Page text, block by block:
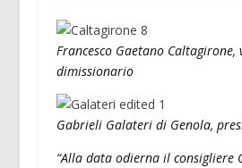
Francesco Gaetano Caltagirone,
dimissionario
Gabrieli Galateri di Genola,
“Alla data odierna il consigliere